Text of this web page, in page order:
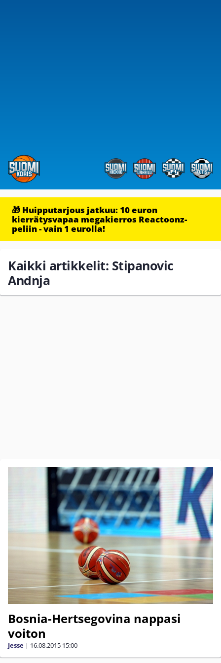
🎁 Huipputarjous jatkuu: 10 euron
kierrätysvapaa megakierros Reactoonz-
peliin - vain 1 eurolla!
Kaikki artikkelit: Stipanovic
Andnja
Bosnia-Hertsegovina nappasi
voiton
Jesse | 16.08.2015 15:00